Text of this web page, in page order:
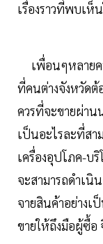
เรื่องราวที่พบเห็
เพื่อนๆหลายค
ที่คนต่างจังหวัดต้
ควรที่จะขายผ่า
เป็นอะไรละที่ส
เครื่องอุปโภค-บ
จะสามารถดำเนิ
จายสินค้าอย่างเ
ขายให้ถึงมือผู้ซื้